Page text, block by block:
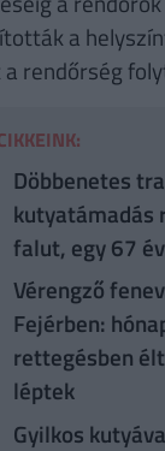
a
rendőrség
Döbbenetes
kutyatámadás
falut, egy 67
Vérengző
Fejérben:
rettegésben
léptek
Gyilkos